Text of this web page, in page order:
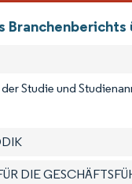
Studie und
DIE